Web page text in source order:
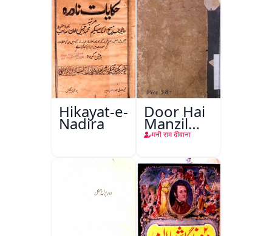
Hikayat-e-
Nadira
Door Hai
Manzil
Teri
मनी राम दीवाना